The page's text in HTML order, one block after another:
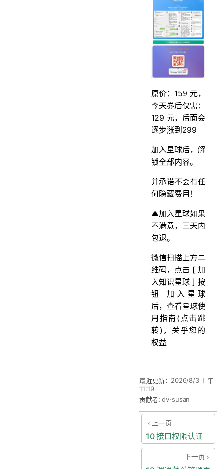
原价：159 元，
今天券后仅需：
129 元，后面会
逐步涨到299
加入星球后，解
锁全部内容。
并承诺不会有任
何隐藏费用！
⚠️加入星球如果
不满意，三天内
包退。
微信扫描上方二
维码，点击 [ 加
入知识星球 ] 按
钮 加入星球
后，查看星球使
用指南(点击跳
转)，关乎您的
权益
最近更新： 2026/8/3 上午
11:19
贡献者: dv-susan
上一页
10 接口权限认证
下一页